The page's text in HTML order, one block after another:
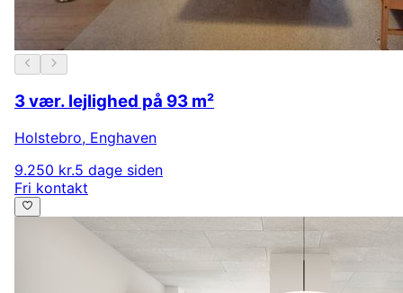
3 vær. lejlighed på 93 m²
Holstebro, Enghaven
9.250 kr.5 dage siden
Fri kontakt